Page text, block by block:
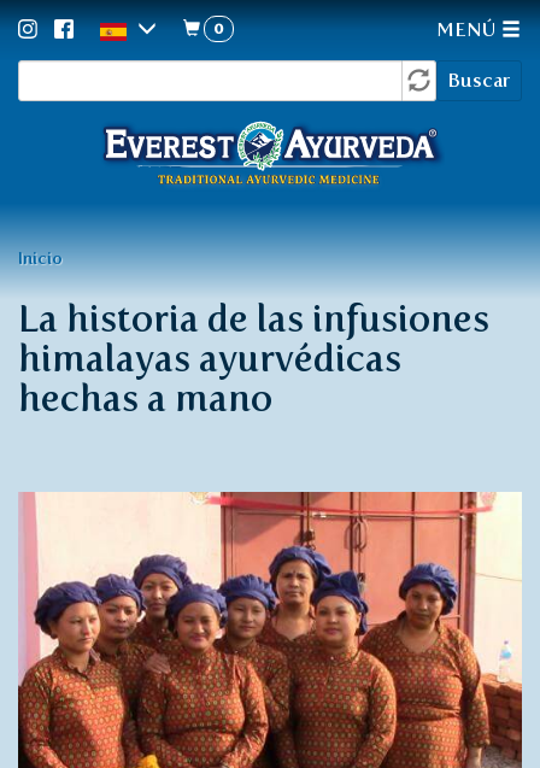
de
búsqueda
Buscar
0 MENÚ
Usted
está
aquí
Inicio
La historia de las infusiones
himalayas ayurvédicas
hechas a mano